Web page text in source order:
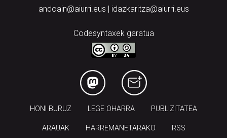
andoain@aiurri.eus | idazkaritza@aiurri.eus
Codesyntaxek garatua
HONI BURUZ LEGE OHARRA PUBLIZITATEA
ARAUAK HARREMANETARAKO RSS